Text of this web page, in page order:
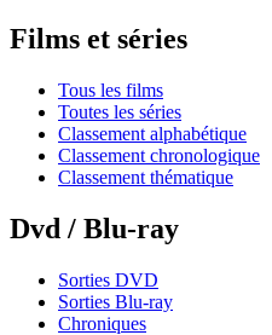
Films et séries
Tous les films
Toutes les séries
Classement alphabétique
Classement chronologique
Classement thématique
Dvd / Blu-ray
Sorties DVD
Sorties Blu-ray
Chroniques